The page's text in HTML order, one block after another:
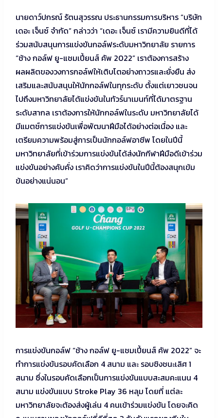
นายดาว์ปกรณ์ รัตนสุวรรณ ประธานกรรมการบริหาร “บริษัท
เดอะ เจ็นซ์ จำกัด” กล่าวว่า “เดอะ เจ็นซ์ เรามีความยินดีที่ได้
ร่วมสนับสนุนการแข่งขันกอล์ฟระดับมหาวิทยาลัย รายการ
“ช้าง กอล์ฟ ยู-แชมเปี้ยนส์ คัพ 2022” เราต้องการสร้าง
ผลผลิตของวงการกอล์ฟให้เติบโตอย่างถาวรและยั่งยืน ส่ง
เสริมและสนับสนุนให้นักกอล์ฟในทุกระดับ ตั้งแต่เยาวชนจน
ไปถึงมหาวิทยาลัยได้แข่งขันในทัวร์นาเมนท์ที่ได้มาตรฐาน
ระดับสากล เราต้องการให้นักกอล์ฟในระดับ มหาวิทยาลัยได้
มีแมตช์การแข่งขันเพื่อพัฒนาฝีมือได้อย่างต่อเนื่อง และ
เตรียมความพร้อมสู่การเป็นนักกอล์ฟอาชีพ โดยในปีนี้
มหาวิทยาลัยที่เข้าร่วมการแข่งขันได้ส่งนักกีฬาฝีมือดีเข้าร่วม
แข่งขันอย่างคับคั่ง เราคิดว่าการแข่งขันในปีนี้ต้องสนุกเข้ม
ข้นอย่างแน่นอน”
การแข่งขันกอล์ฟ “ช้าง กอล์ฟ ยู-แชมเปี้ยนส์ คัพ 2022” จะ
ทำการแข่งขันรอบคัดเลือก 4 สนาม และ รอบชิงชนะเลิศ 1
สนาม ซึ่งในรอบคัดเลือกเป็นการแข่งขันแบบสะสมคะแนน 4
สนาม แข่งขันแบบ Stroke Play 36 หลุม โดยที่ แต่ละ
มหาวิทยาลัยจะต้องส่งผู้เล่น 4 คนเข้าร่วมแข่งขัน โดยจะคิด